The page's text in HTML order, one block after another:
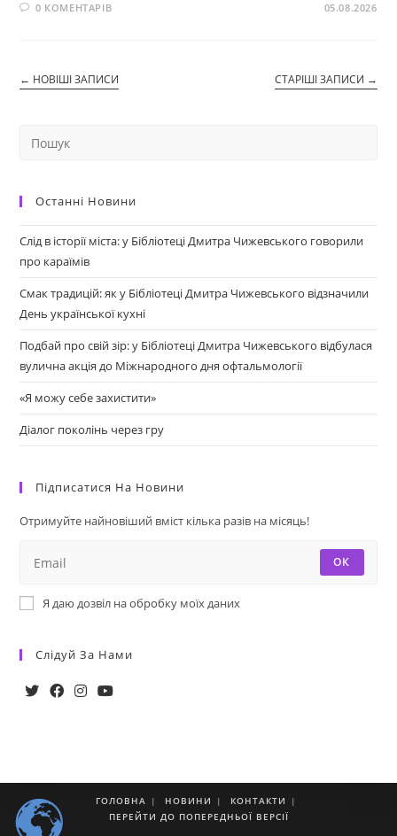
0 КОМЕНТАРІВ 05.08.2026
← НОВІШІ ЗАПИСИ СТАРІШІ ЗАПИСИ →
Останні Новини
Слід в історії міста: у Бібліотеці Дмитра Чижевського говорили
про караїмів
Смак традицій: як у Бібліотеці Дмитра Чижевського відзначили
День української кухні
Подбай про свій зір: у Бібліотеці Дмитра Чижевського відбулася
вулична акція до Міжнародного дня офтальмології
«Я можу себе захистити»
Діалог поколінь через гру
Підписатися На Новини
Отримуйте найновіший вміст кілька разів на місяць!
ОК
Я даю дозвіл на обробку моїх даних
Слідуй За Нами
new
tab
new
tab
newnew
tab
ГОЛОВНА НОВИНИ
КОНТАКТИ
ПЕРЕЙТИ ДО ПОПЕРЕДНЬОЇ ВЕРСІЇ